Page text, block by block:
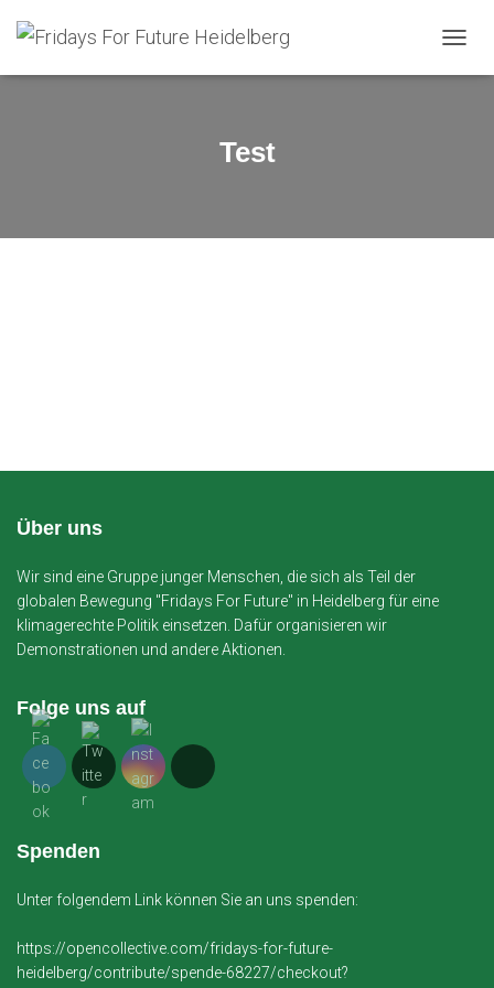
Test
Über uns
Wir sind eine Gruppe junger Menschen, die sich als Teil der
globalen Bewegung "Fridays For Future" in Heidelberg für eine
klimagerechte Politik einsetzen. Dafür organisieren wir
Demonstrationen und andere Aktionen.
Folge uns auf
Spenden
Unter folgendem Link können Sie an uns spenden:
https://opencollective.com/fridays-for-future-
heidelberg/contribute/spende-68227/checkout?